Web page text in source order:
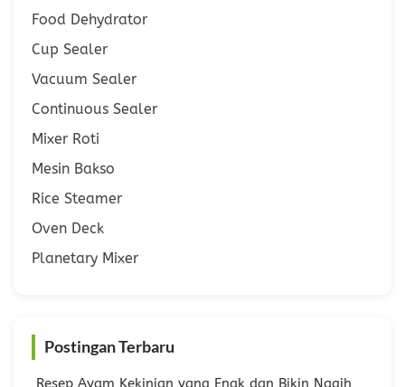
Food Dehydrator
Cup Sealer
Vacuum Sealer
Continuous Sealer
Mixer Roti
Mesin Bakso
Rice Steamer
Oven Deck
Planetary Mixer
Postingan Terbaru